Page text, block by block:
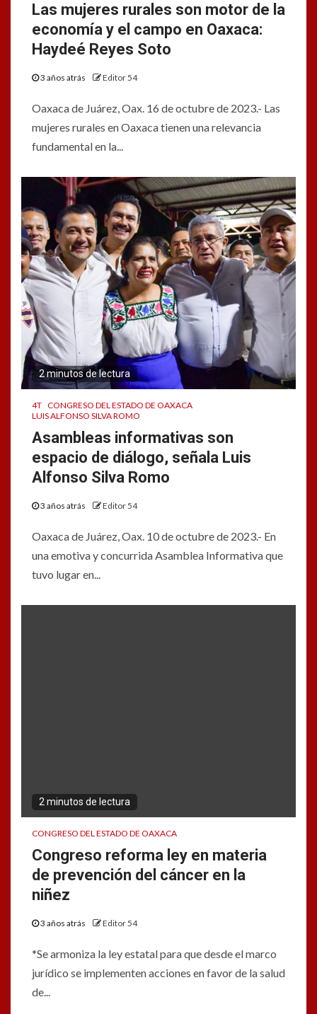
Las mujeres rurales son motor de la
economía y el campo en Oaxaca:
Haydeé Reyes Soto
3 años atrás Editor 54
Oaxaca de Juárez, Oax. 16 de octubre de 2023.- Las
mujeres rurales en Oaxaca tienen una relevancia
fundamental en la...
2 minutos de lectura
4T CONGRESO DEL ESTADO DE OAXACA
LUIS ALFONSO SILVA ROMO
Asambleas informativas son
espacio de diálogo, señala Luis
Alfonso Silva Romo
3 años atrás Editor 54
Oaxaca de Juárez, Oax. 10 de octubre de 2023.- En
una emotiva y concurrida Asamblea Informativa que
tuvo lugar en...
2 minutos de lectura
CONGRESO DEL ESTADO DE OAXACA
Congreso reforma ley en materia
de prevención del cáncer en la
niñez
3 años atrás Editor 54
*Se armoniza la ley estatal para que desde el marco
jurídico se implementen acciones en favor de la salud
de...